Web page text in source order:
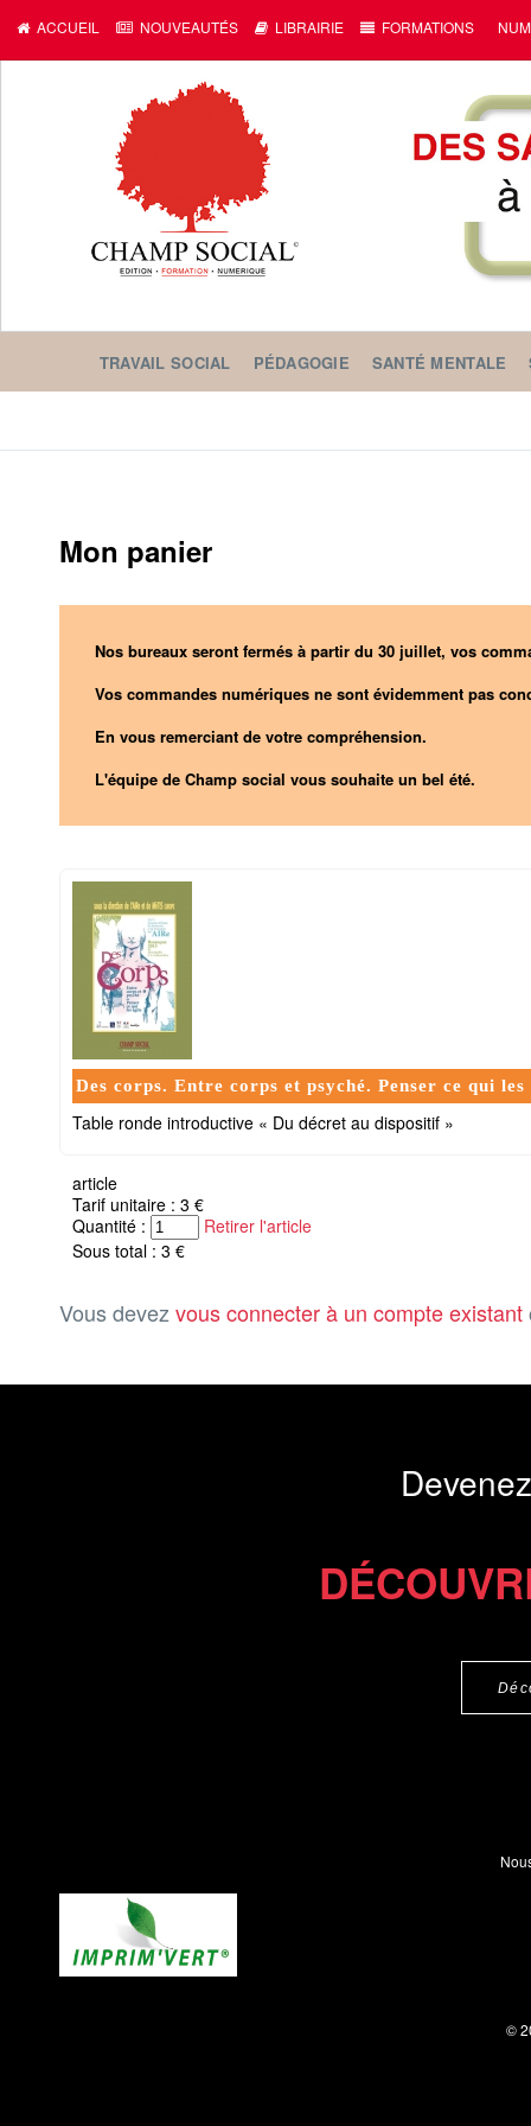
ACCUEIL NOUVEAUTÉS LIBRAIRIE FORMATIONS
TRAVAIL SOCIAL PÉDAGOGIE SANTÉ MENTALE
Mon panier
Nos bureaux seront fermés à partir du 30 juillet, vos
Vos commandes numériques ne sont évidemment pas
En vous remerciant de votre compréhension.
L'équipe de Champ social vous souhaite un bel été.
Des corps. Entre corps et psyché. Penser ce qui les
Table ronde introductive « Du décret au dispositif »
article
Tarif unitaire : 3 €
Quantité :
Retirer l'article
Sous total : 3 €
Vous devez vous connecter à un compte existant
©